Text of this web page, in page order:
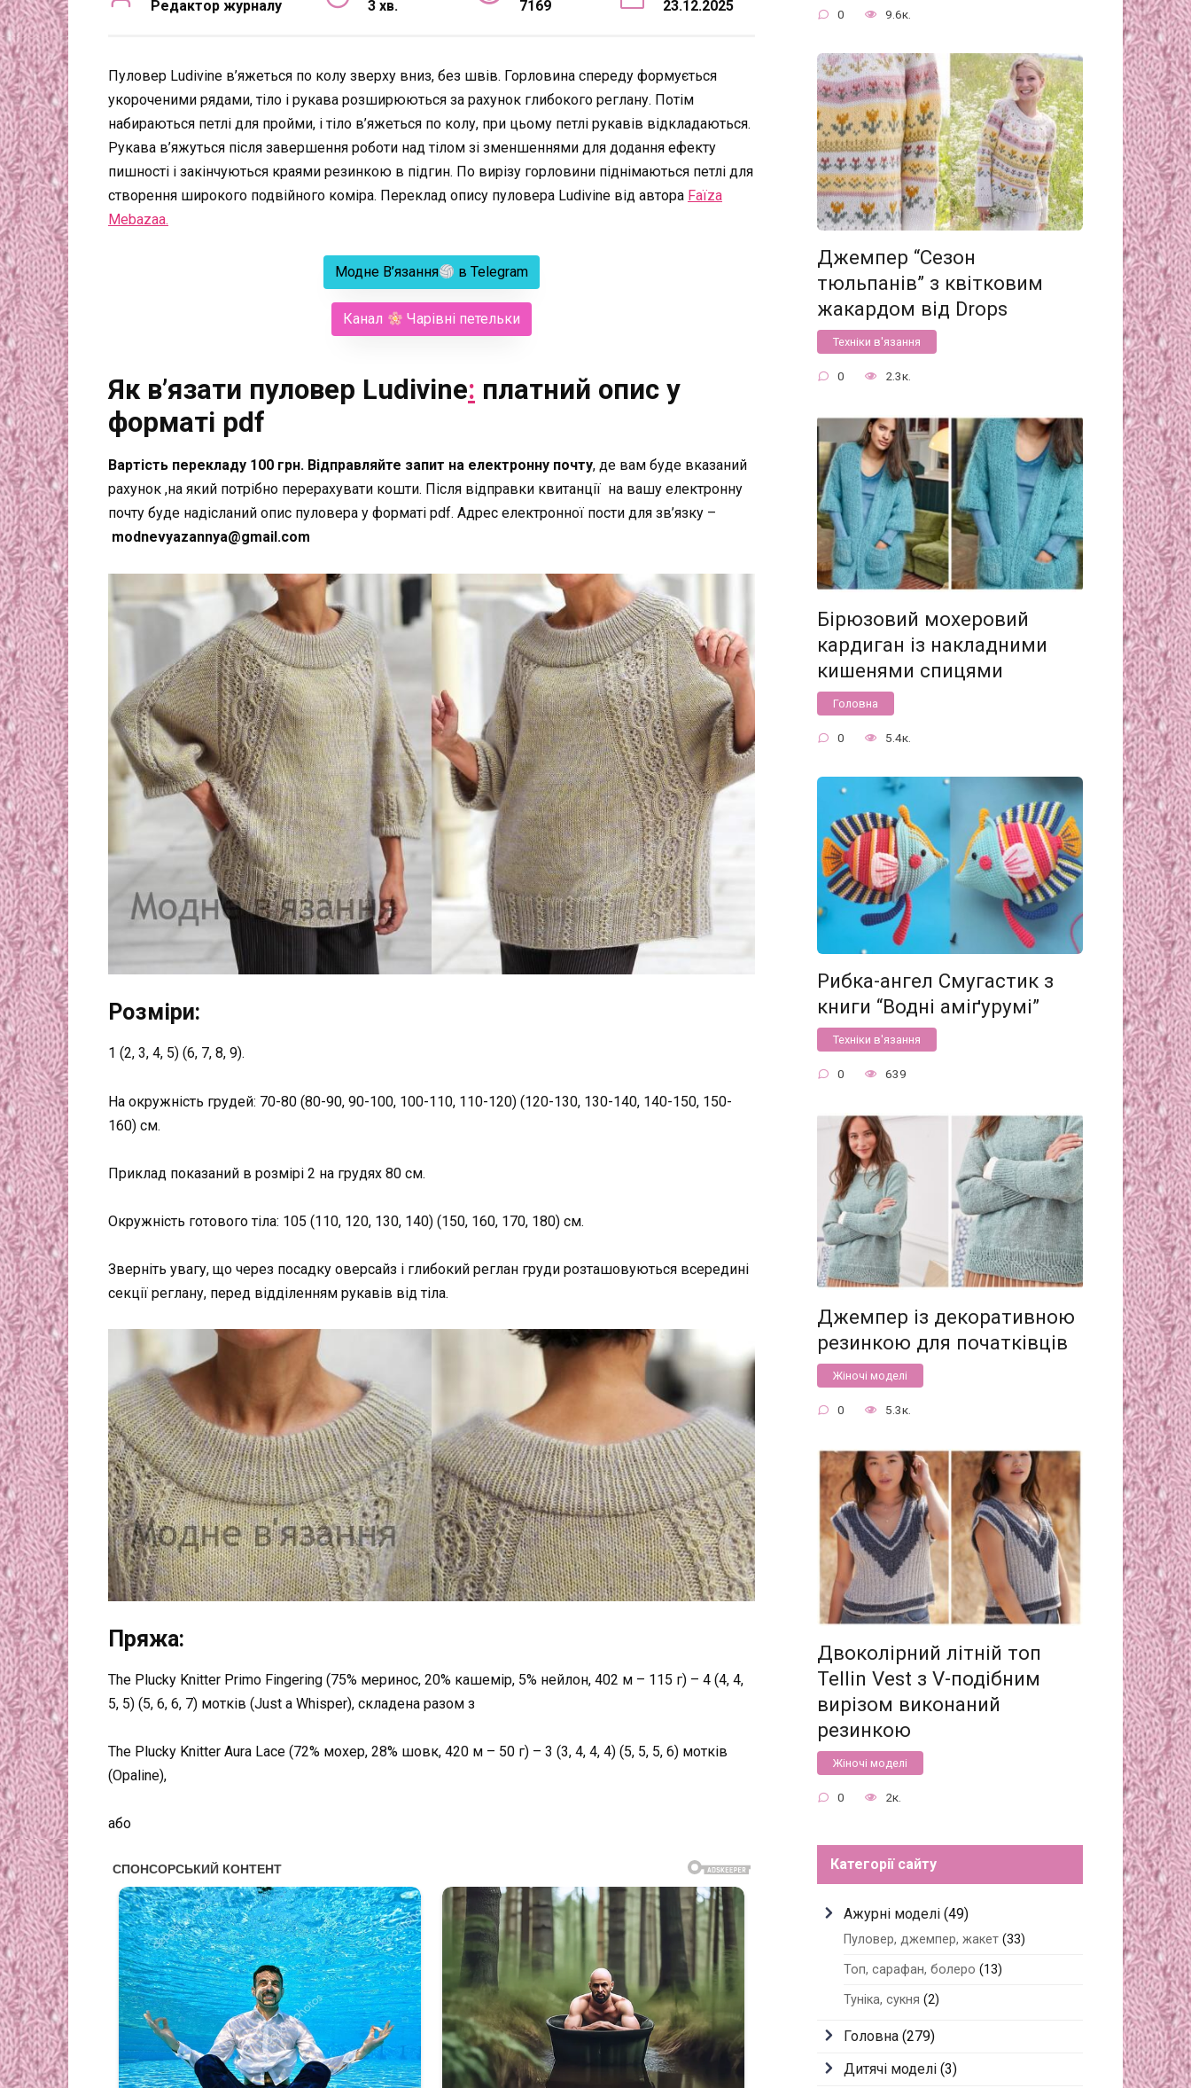
Редактор журналу 3 хв. 7169 23.12.2025
Пуловер Ludivine в’яжеться по колу зверху вниз, без швів. Горловина спереду формується
укороченими рядами, тіло і рукава розширюються за рахунок глибокого реглану. Потім
набираються петлі для пройми, і тіло в’яжеться по колу, при цьому петлі рукавів відкладаються.
Рукава в’яжуться після завершення роботи над тілом зі зменшеннями для додання ефекту
пишності і закінчуються краями резинкою в підгин. По вирізу горловини піднімаються петлі для
створення широкого подвійного коміра. Переклад опису пуловера Ludivine від автора Faïza
Mebazaa.
Модне В’язання в Telegram
Канал Чарівні петельки
Як в’язати пуловер Ludivine: платний опис у
форматі pdf
Вартість перекладу 100 грн. Відправляйте запит на електронну почту, де вам буде вказаний
рахунок ,на який потрібно перерахувати кошти. Після відправки квитанції на вашу електронну
почту буде надісланий опис пуловера у форматі pdf. Адрес електронної пости для зв’язку –
modnevyazannya@gmail.com
Розміри:
1 (2, 3, 4, 5) (6, 7, 8, 9).
На окружність грудей: 70-80 (80-90, 90-100, 100-110, 110-120) (120-130, 130-140, 140-150, 150-
160) см.
Приклад показаний в розмірі 2 на грудях 80 см.
Окружність готового тіла: 105 (110, 120, 130, 140) (150, 160, 170, 180) см.
Зверніть увагу, що через посадку оверсайз і глибокий реглан груди розташовуються всередині
секції реглану, перед відділенням рукавів від тіла.
Пряжа:
The Plucky Knitter Primo Fingering (75% меринос, 20% кашемір, 5% нейлон, 402 м – 115 г) – 4 (4, 4,
5, 5) (5, 6, 6, 7) мотків (Just a Whisper), складена разом з
The Plucky Knitter Aura Lace (72% мохер, 28% шовк, 420 м – 50 г) – 3 (3, 4, 4, 4) (5, 5, 5, 6) мотків
(Opaline),
або
0 9.6к.
Джемпер “Сезон
тюльпанів” з квітковим
жакардом від Drops
Техніки в'язання
0 2.3к.
Бірюзовий мохеровий
кардиган із накладними
кишенями спицями
Головна
0 5.4к.
Рибка-ангел Смугастик з
книги “Водні аміґурумі”
Техніки в'язання
0 639
Джемпер із декоративною
резинкою для початківців
Жіночі моделі
0 5.3к.
Двоколірний літній топ
Tellin Vest з V-подібним
вирізом виконаний
резинкою
Жіночі моделі
0 2к.
Категорії сайту
Ажурні моделі (49)
Пуловер, джемпер, жакет (33)
Топ, сарафан, болеро (13)
Туніка, сукня (2)
Головна (279)
Дитячі моделі (3)